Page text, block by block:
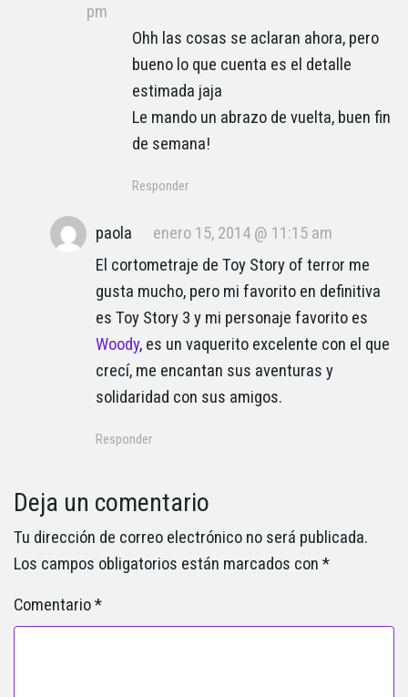
pm
Ohh las cosas se aclaran ahora, pero
bueno lo que cuenta es el detalle
estimada jaja
Le mando un abrazo de vuelta, buen fin
de semana!
Responder
paola
enero 15, 2014 @ 11:15 am
El cortometraje de Toy Story of terror me
gusta mucho, pero mi favorito en definitiva
es Toy Story 3 y mi personaje favorito es
Woody, es un vaquerito excelente con el que
crecí, me encantan sus aventuras y
solidaridad con sus amigos.
Responder
Deja un comentario
Tu dirección de correo electrónico no será publicada.
Los campos obligatorios están marcados con *
Comentario*